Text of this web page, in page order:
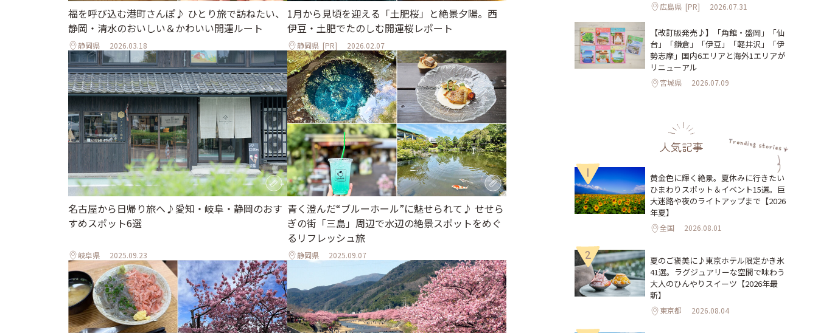
福を呼び込む港町さんぽ♪ ひとり旅で訪ねたい、
静岡・清水のおいしい＆かわいい開運ルート
静岡県 2026.03.18
1月から見頃を迎える「土肥桜」と絶景夕陽。西
伊豆・土肥でたのしむ開運桜レポート
静岡県 [PR] 2026.02.07
名古屋から日帰り旅へ♪愛知・岐阜・静岡のおす
すめスポット6選
岐阜県 2025.09.23
青く澄んだ“ブルーホール”に魅せられて♪ せせら
ぎの街「三島」周辺で水辺の絶景スポットをめぐ
るリフレッシュ旅
静岡県 2025.09.07
広島県 [PR] 2026.07.31
【改訂版発売♪】「角館・盛岡」「仙
台」「鎌倉」「伊豆」「軽井沢」「伊
勢志摩」国内6エリアと海外1エリアが
リニューアル
宮城県 2026.07.09
人気記事
1
黄金色に輝く絶景。夏休みに行きたい
ひまわりスポット＆イベント15選。巨
大迷路や夜のライトアップまで【2026
年夏】
全国 2026.08.01
2
夏のご褒美に♪東京ホテル限定かき氷
41選。ラグジュアリーな空間で味わう
大人のひんやりスイーツ【2026年最
新】
東京都 2026.08.04